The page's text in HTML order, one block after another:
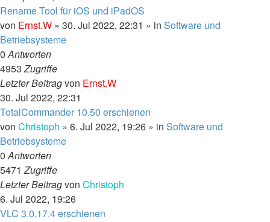
Rename Tool für iOS und iPadOS
von Ernst.W » 30. Jul 2022, 22:31 » in Software und
Betriebsysteme
0Antworten
4953Zugriffe
Letzter Beitragvon Ernst.W
30. Jul 2022, 22:31
TotalCommander 10.50 erschienen
von Christoph » 6. Jul 2022, 19:26 » in Software und
Betriebsysteme
0Antworten
5471Zugriffe
Letzter Beitragvon Christoph
6. Jul 2022, 19:26
VLC 3.0.17.4 erschienen